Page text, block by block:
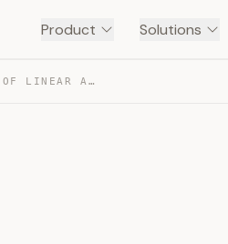
Product Solutions
VECTORS | CHAPTER 1, ESSENCE OF LINEAR ALGEBRA — TRANSCRIPT